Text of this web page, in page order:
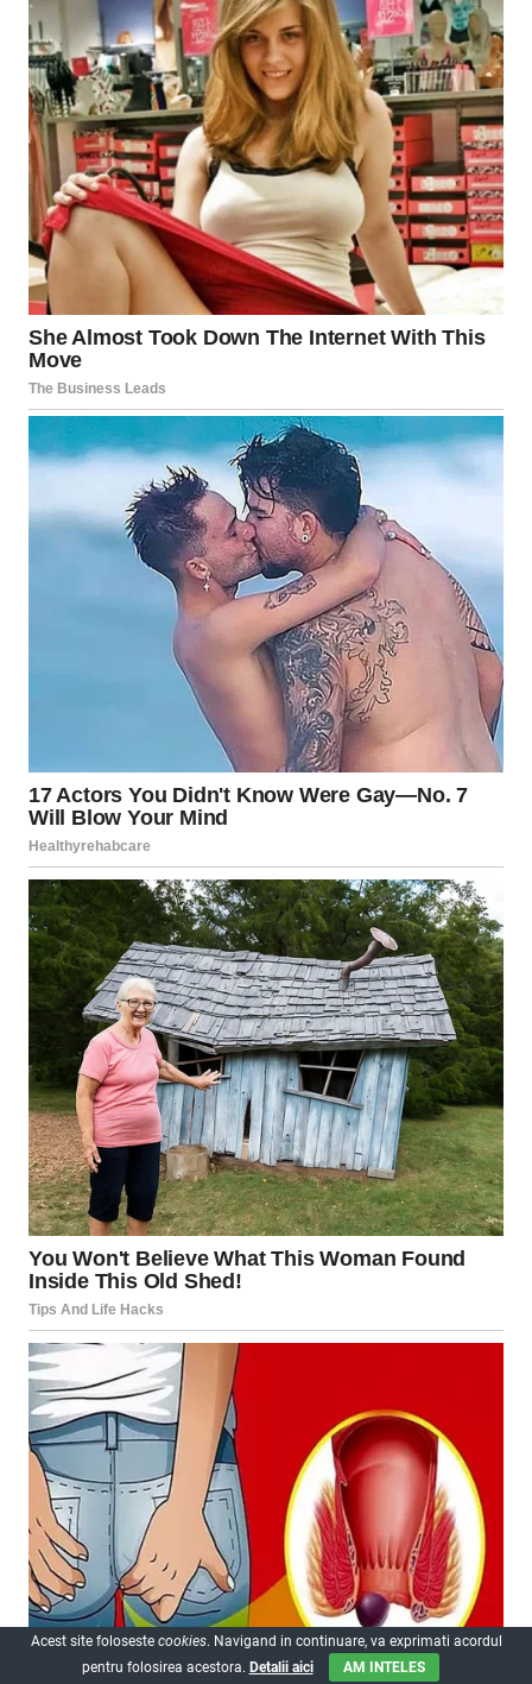
Acest site foloseste cookies. Navigand in continuare, va exprimati acordul
pentru folosirea acestora. Detalii aici AM INTELES